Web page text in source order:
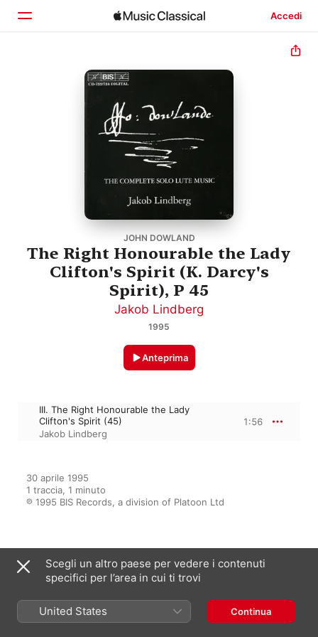
Accedi
JOHN DOWLAND
The Right Honourable the Lady
Clifton's Spirit (K. Darcy's
Spirit), P 45
Jakob Lindberg
1995
Anteprima
III. The Right Honourable the Lady
Clifton's Spirit (45)
Jakob Lindberg
1:56
30 aprile 1995
1 traccia, 1 minuto
℗ 1995 BIS Records, a division of Platoon Ltd
Dall’album
Dowland: Complete Solo Lute
Music
Scegli un altro paese per vedere i contenuti
specifici per l’area in cui ti trovi
United States Continua